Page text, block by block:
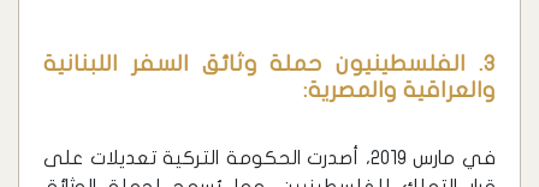
3. الفلسطينيون حملة وثائق السفر اللبنانية
والعراقية والمصرية:
في مارس 2019، أصدرت الحكومة التركية تعديلات على